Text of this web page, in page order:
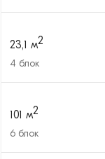
23,1 м2
4 блок
101 м2
6 блок